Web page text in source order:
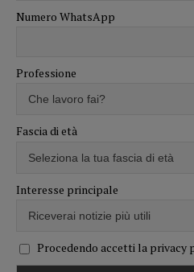
Numero WhatsApp
Professione
Fascia di età
Interesse principale
Procedendo accetti la privacy